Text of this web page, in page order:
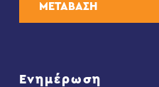
ΜΕΤΑΒΑΣΗ
Ενημέρωση